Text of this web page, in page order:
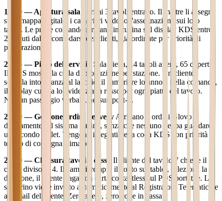
19:00 — Apertura sala I primi 3 tavoli entrano. Il maître li assegna
sulla mappa digitale, i camerieri vedono l'assegnazione sui loro
tablet. Le prime comande arrivano in cucina sul display KDS entro
2 minuti dall'accomodarsi dei clienti, già ordinate per priorità di
preparazione.
20:15 — Picco del servizio
Sala piena, 14 tavoli aperti, 65 coperti.
Il KDS mostra la coda di produzione per stazione. Un cliente
segnala intolleranza al lattosio: il cameriere lo annota nella comanda,
il display cucina lo evidenzia in rosso per ogni piatto del tavolo.
Nessun passaggio verbale, nessun post-it.
21:00 — Gestione ordini deliveryArrivano 4 ordini Glovo
direttamente sul sistema cucina, senza che nessuno debba guardare
un secondo tablet. Vengono integrati nella coda KDS con priorità
tempo di consegna stimato.
22:30 — Chiusura tavoli e cassa
Il cliente del tavolo 7 chiede il
conto diviso in 4. Il cameriere apre il conto sul tablet, seleziona la
divisione, il cliente paga con carta contactless sul POS portatile. Lo
scontrino viene inviato automaticamente al Registratore Telematico e
all'email del cliente. Zero attese, zero code in cassa.